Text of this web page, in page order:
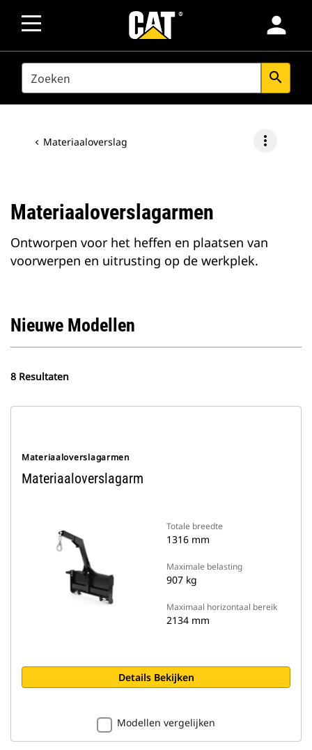
person
SEARCH search
Materiaaloverslag more_vert
Materiaaloverslagarmen
Ontworpen voor het heffen en plaatsen van
voorwerpen en uitrusting op de werkplek.
Nieuwe Modellen
8 Resultaten
Materiaaloverslagarmen
Materiaaloverslagarm
Totale breedte
1316 mm
Maximale belasting
907 kg
Maximaal horizontaal bereik
2134 mm
Details Bekijken
Modellen vergelijken